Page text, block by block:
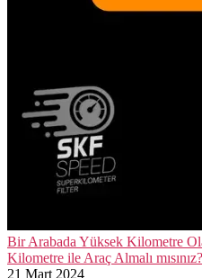
Bir Arabada Yüksek Kilometre
Kilometre ile Araç Almalı mısınız?
21 Mart 2024